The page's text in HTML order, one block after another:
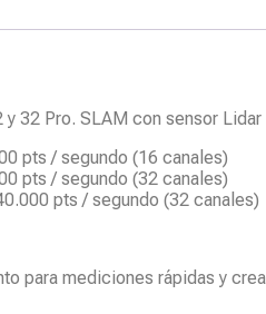
32 Pro. SLAM con sensor
pts / segundo (16 canales)
pts / segundo (32 canales)
pts / segundo (32 canales)
para mediciones rápidas y